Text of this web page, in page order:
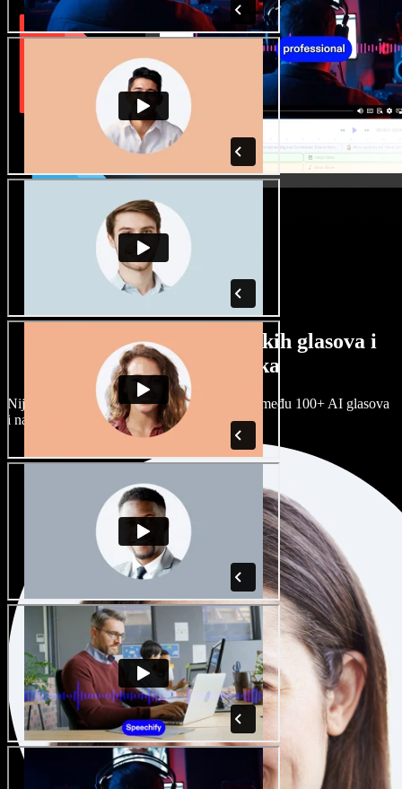
Veliki izbor muških i ženskih glasova i
raznih naglasaka
Nijedan projekt ne mora zvučati isto. Birajte među 100+ AI glasova
i naglasaka i prilagodite ih sebi.